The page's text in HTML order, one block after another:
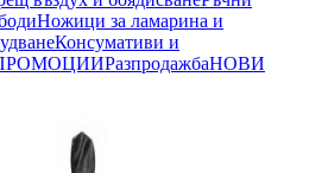
Ножици за ламарина и
Консумативи и
РазпродажбаНОВИ